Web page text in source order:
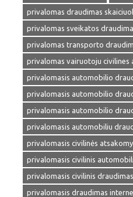
privalomas draudimas
privalomas sveikatos
privalomas transporto
privalomas vairuotoju civilines
privalomasis automobilio
privalomasis automobilio
privalomasis automobilio
privalomasis automobiliu
privalomasis civilinės
privalomasis civilinis
privalomasis civilinis draudimas
privalomasis draudimas